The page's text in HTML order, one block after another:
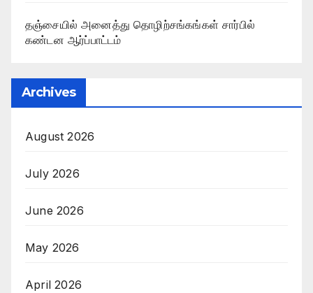
தஞ்சையில் அனைத்து தொழிற்சங்கங்கள் சார்பில்
கண்டன ஆர்ப்பாட்டம்
Archives
August 2026
July 2026
June 2026
May 2026
April 2026